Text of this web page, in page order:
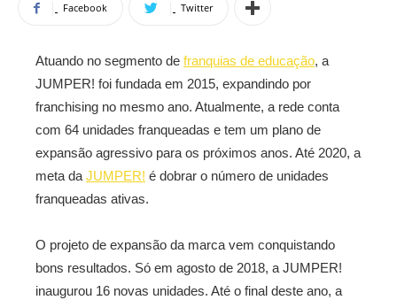
Facebook Twitter
Atuando no segmento de franquias de educação, a
JUMPER! foi fundada em 2015, expandindo por
franchising no mesmo ano. Atualmente, a rede conta
com 64 unidades franqueadas e tem um plano de
expansão agressivo para os próximos anos. Até 2020, a
meta da JUMPER! é dobrar o número de unidades
franqueadas ativas.
O projeto de expansão da marca vem conquistando
bons resultados. Só em agosto de 2018, a JUMPER!
inaugurou 16 novas unidades. Até o final deste ano, a